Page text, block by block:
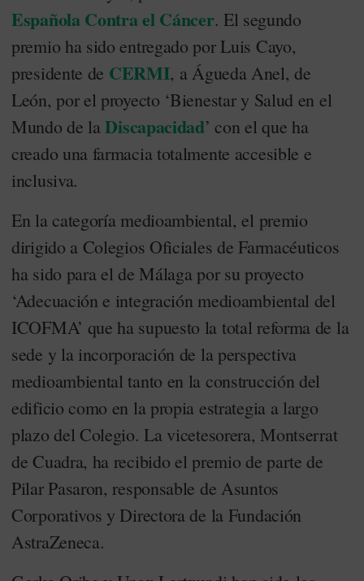
Española Contra el Cáncer. El segundo
premio ha sido entregado por Luis Cayo,
presidente de CERMI, a Águeda Anel, de
León, por el proyecto ‘Bienestar y Salud en el
Mundo de laDiscapacidad’ con el que ha
creado una farmacia totalmente accesible e
inclusiva.
En la categoría medioambiental, el premio
dirigido a Colegios Oficiales de Farmacéuticos
ha sido para el de Málaga por su proyecto
‘Adecuación e integración medioambiental del
ICOFMA’ que ha supuesto la total reforma de la
sede y la incorporación de la perspectiva
medioambiental tanto en la construcción del
edificio como en la propia estrategia a largo
plazo del Colegio. La vicetesorera, Montserrat
de Cuadra, ha recibido el premio de parte de
Pilar Pasaron, responsable de Asuntos
Corporativos y Directora de la Fundación
AstraZeneca.